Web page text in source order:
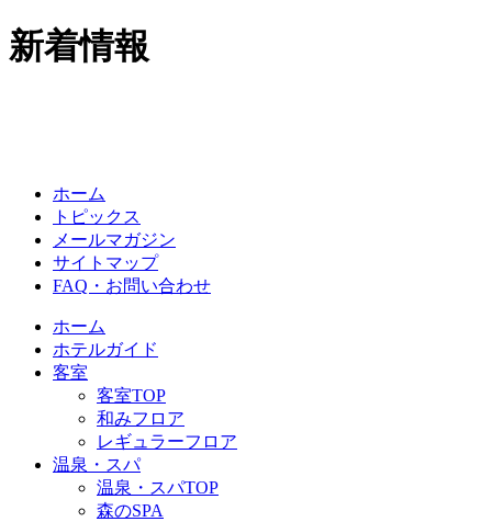
新着情報
ホーム
トピックス
メールマガジン
サイトマップ
FAQ・お問い合わせ
ホーム
ホテルガイド
客室
客室TOP
和みフロア
レギュラーフロア
温泉・スパ
温泉・スパTOP
森のSPA